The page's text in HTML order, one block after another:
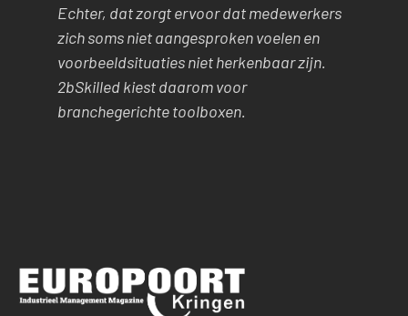
Echter, dat zorgt ervoor dat medewerkers
zich soms niet aangesproken voelen en
voorbeeldsituaties niet herkenbaar zijn.
2bSkilled kiest daarom voor
branchegerichte toolboxen.